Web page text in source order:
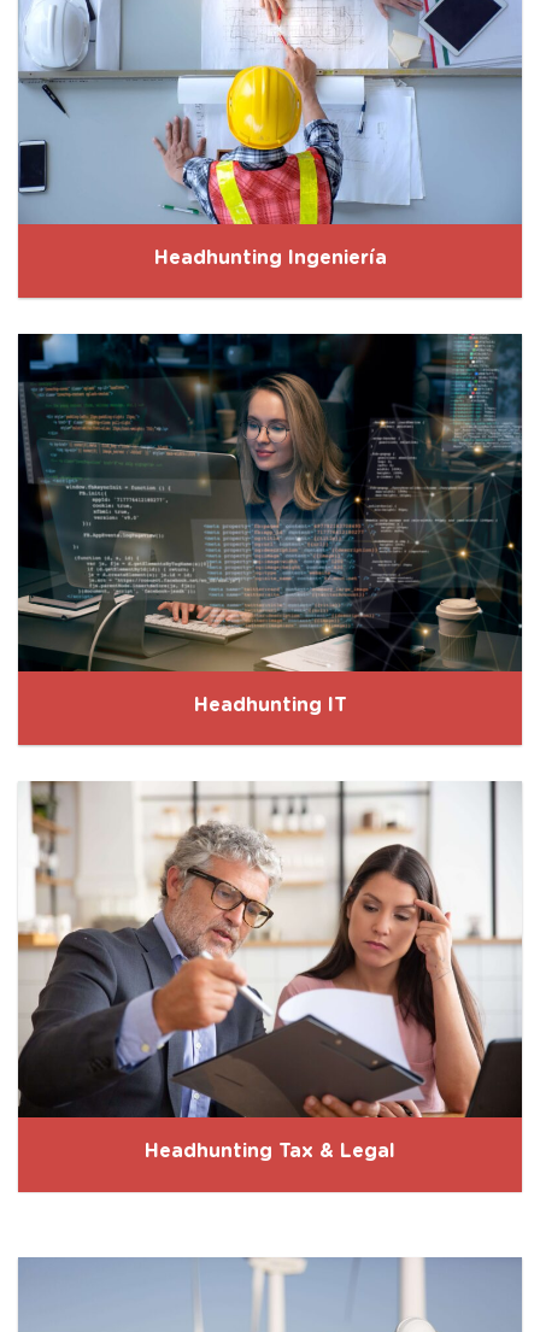
Headhunting Ingeniería
Headhunting IT
Headhunting Tax & Legal